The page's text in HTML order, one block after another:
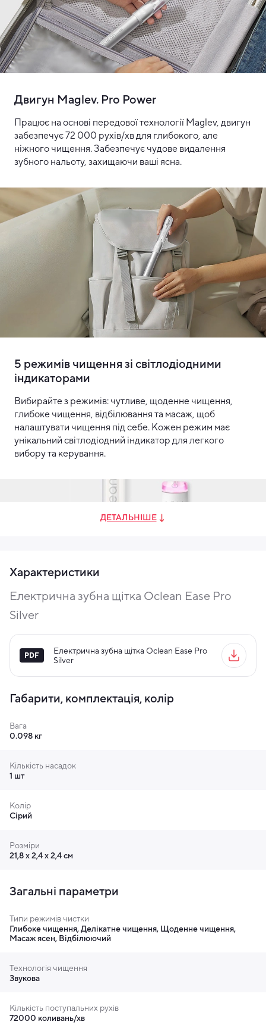
Двигун Maglev. Pro Power
Працює на основі передової технології Maglev, двигун
забезпечує 72 000 рухів/хв для глибокого, але
ніжного чищення. Забезпечує чудове видалення
зубного нальоту, захищаючи ваші ясна.
5 режимів чищення зі світлодіодними
індикаторами
Вибирайте з режимів: чутливе, щоденне чищення,
глибоке чищення, відбілювання та масаж, щоб
налаштувати чищення під себе. Кожен режим має
унікальний світлодіодний індикатор для легкого
вибору та керування.
До 90 днів роботи від акумулятора завдяки
3-годинному швидкому заряджанню Type-
Один заряд Ease Pro забезпечує вашу посмішку до 90
насиченого способу життя *підтверджено 2-
нещадна до зубного нальоту.
Насадка щітки Easy Clean з ромбоподібними
глибоке, але дбайливе очищення. Дбайлива до ясен та
нещадна до зубного нальоту. *Рекомендується
ДЕТАЛЬНІШЕ
Характеристики
Електрична зубна щітка Oclean Ease Pro
Silver
Електрична зубна щітка Oclean Ease Pro
Silver
Габарити, комплектація, колір
Вага
0.098 кг
Кількість насадок
1 шт
Колір
Сірий
Розміри
21,8 х 2,4 х 2,4 см
Загальні параметри
Типи режимів чистки
Глибоке чищення, Делікатне чищення, Щоденне чищення,
Масаж ясен, Відбілюючий
Технологія чищення
Звукова
Кількість поступальних рухів
72000 коливань/хв